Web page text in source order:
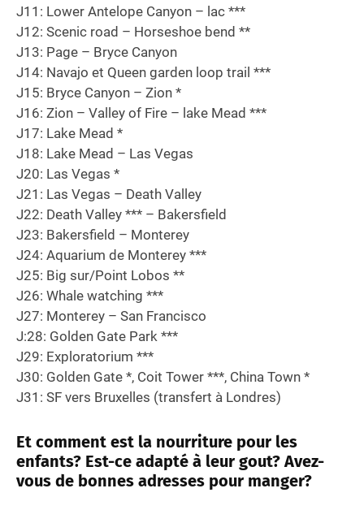
J11: Lower Antelope Canyon – lac ***
J12: Scenic road – Horseshoe bend **
J13: Page – Bryce Canyon
J14: Navajo et Queen garden loop trail ***
J15: Bryce Canyon – Zion *
J16: Zion – Valley of Fire – lake Mead ***
J17: Lake Mead *
J18: Lake Mead – Las Vegas
J20: Las Vegas *
J21: Las Vegas – Death Valley
J22: Death Valley *** – Bakersfield
J23: Bakersfield – Monterey
J24: Aquarium de Monterey ***
J25: Big sur/Point Lobos **
J26: Whale watching ***
J27: Monterey – San Francisco
J:28: Golden Gate Park ***
J29: Exploratorium ***
J30: Golden Gate *, Coit Tower ***, China Town *
J31: SF vers Bruxelles (transfert à Londres)
Et comment est la nourriture pour les
enfants? Est-ce adapté à leur gout? Avez-
vous de bonnes adresses pour manger?